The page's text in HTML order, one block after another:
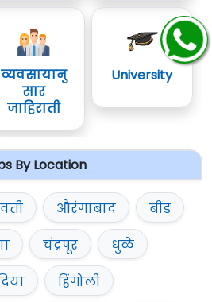
(फ्रेशर)पदांसाठीऑनलाईन
दिनांक
10 डिसेंबर 2024 21
फक्त वरील
Portalद्वारेच
व अर्ज करण्यापूर्वी कृपया
वाचावी.
या वेबसाईट वर
व्यवसायानु
सार
जाहिराती
University
By Location
औरंगाबाद
बीड
चंद्रपूर
धुळे
हिंगोली